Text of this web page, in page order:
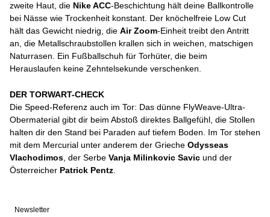
zweite Haut, die Nike ACC-Beschichtung hält deine Ballkontrolle
bei Nässe wie Trockenheit konstant. Der knöchelfreie Low Cut
hält das Gewicht niedrig, die Air Zoom-Einheit treibt den Antritt
an, die Metallschraubstollen krallen sich in weichen, matschigen
Naturrasen. Ein Fußballschuh für Torhüter, die beim
Herauslaufen keine Zehntelsekunde verschenken.
DER TORWART-CHECK
Die Speed-Referenz auch im Tor: Das dünne FlyWeave-Ultra-
Obermaterial gibt dir beim Abstoß direktes Ballgefühl, die Stollen
halten dir den Stand bei Paraden auf tiefem Boden. Im Tor stehen
mit dem Mercurial unter anderem der Grieche Odysseas
Vlachodimos , der Serbe Vanja Milinkovic Savic und der
Österreicher Patrick Pentz
Newsletter